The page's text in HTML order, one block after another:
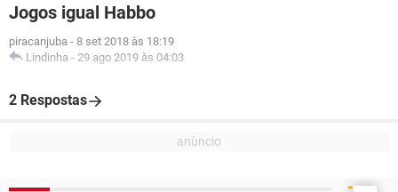
Jogos igual Habbo
piracanjuba - 8 set 2018 às 18:19
Lindinha - 29 ago 2019 às 04:03
2 Respostas